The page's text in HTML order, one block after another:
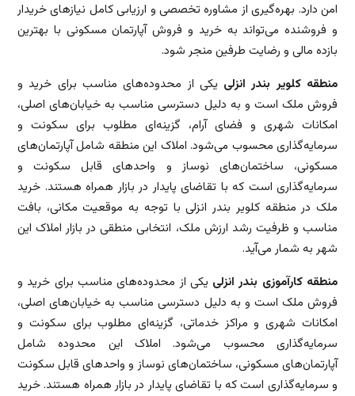
امن دارد. بهره‌گیری از مشاوره تخصصی و ارزیابی کامل نیازهای خریدار
و فروشنده می‌تواند به خرید و فروش آپارتمان مسکونی با بهترین
بازده مالی و رضایت طرفین منجر شود.
منطقه کلویر بندر انزلی یکی از محدوده‌های مناسب برای خرید و
فروش ملک است و به دلیل دسترسی مناسب به خیابان‌های اصلی،
امکانات شهری و فضای آرام، گزینه‌ای مطلوب برای سکونت و
سرمایه‌گذاری محسوب می‌شود. املاک این منطقه شامل آپارتمان‌های
مسکونی، ساختمان‌های نوساز و واحدهای قابل سکونت و
سرمایه‌گذاری است که با تقاضای پایدار در بازار همراه هستند. خرید
ملک در منطقه کلویر بندر انزلی با توجه به موقعیت مکانی، بافت
مناسب و ظرفیت رشد ارزش ملک، انتخابی منطقی در بازار املاک این
شهر به شمار می‌آید.
منطقه کارآموزی بندر انزلی یکی از محدوده‌های مناسب برای خرید و
فروش ملک است و به دلیل دسترسی مناسب به خیابان‌های اصلی،
امکانات شهری و مراکز خدماتی، گزینه‌ای مطلوب برای سکونت و
سرمایه‌گذاری محسوب می‌شود. املاک این محدوده شامل
آپارتمان‌های مسکونی، ساختمان‌های نوساز و واحدهای قابل سکونت
و سرمایه‌گذاری است که با تقاضای پایدار در بازار همراه هستند. خرید